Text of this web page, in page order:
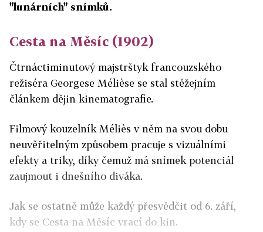
"lunárních" snímků.
Cesta na Měsíc (1902)
Čtrnáctiminutový majstrštyk francouzského
režiséra Georgese Mélièse se stal stěžejním
článkem dějin kinematografie.
Filmový kouzelník Méliès v něm na svou dobu
neuvěřitelným způsobem pracuje s vizuálními
efekty a triky, díky čemuž má snímek potenciál
zaujmout i dnešního diváka.
Jak se ostatně může každý přesvědčit od 6. září,
kdy se Cesta na Měsíc vrací do kin.